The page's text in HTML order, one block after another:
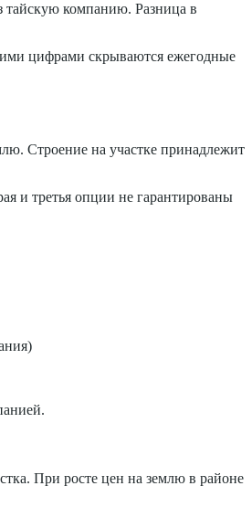
тайскую компанию. Разница в
цифрами скрываются ежегодные
Строение на участке принадлежит
и третья опции не гарантированы
При росте цен на землю в районе